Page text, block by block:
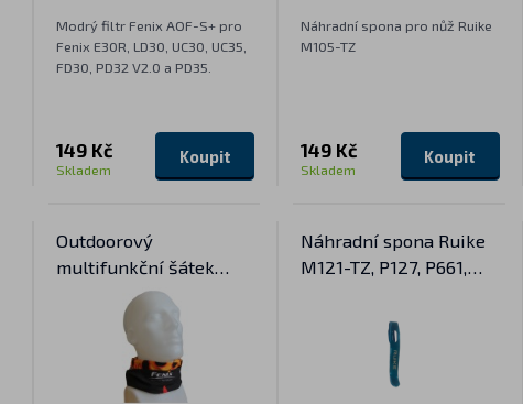
Modrý filtr Fenix AOF-S+ pro
Fenix E30R, LD30, UC30, UC35,
FD30, PD32 V2.0 a PD35.
149 Kč
Skladem
Koupit
Náhradní spona pro nůž Ruike
M105-TZ
149 Kč
Skladem
Koupit
Outdoorový
multifunkční šátek
Náhradní spona Ruike
M121-TZ, P127, P661,